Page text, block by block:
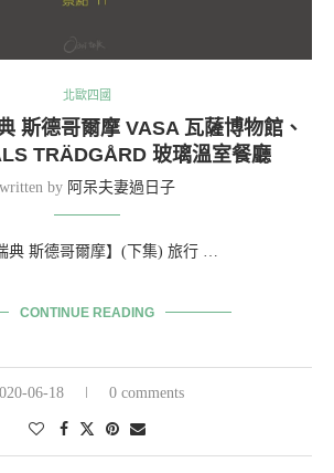
北歐四國
斯德哥爾摩 VASA 瓦薩博物館、
TRÄDGÅRD 玻璃溫室餐廳
written by 阿呆夫妻過日子
典 斯德哥爾摩】(下集) 旅行 …
CONTINUE READING
06-18 0 comments